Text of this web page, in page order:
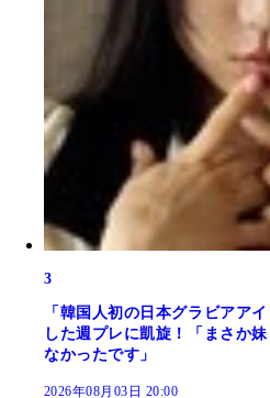
3
「韓国人初の日本グラビアア
した週プレに凱旋！「まさか
なかったです」
2026年08月03日 20:00